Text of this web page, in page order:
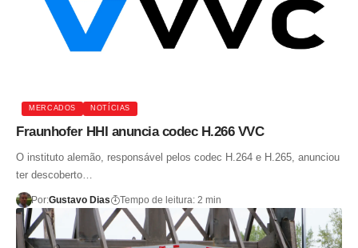
MERCADOS NOTÍCIAS
Fraunhofer HHI anuncia codec H.266 VVC
O instituto alemão, responsável pelos codec H.264 e H.265, anunciou
ter descoberto…
Por:Gustavo Dias Tempo de leitura: 2 min